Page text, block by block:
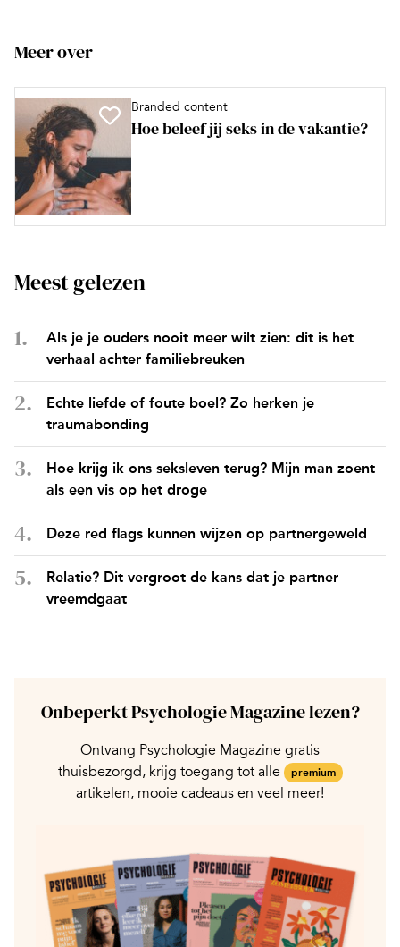
Meer over
Branded content
Hoe beleef jij seks in de vakantie?
Meest gelezen
Als je je ouders nooit meer wilt zien: dit is het
verhaal achter familiebreuken
Echte liefde of foute boel? Zo herken je
traumabonding
Hoe krijg ik ons seksleven terug? Mijn man zoent
als een vis op het droge
Deze red flags kunnen wijzen op partnergeweld
Relatie? Dit vergroot de kans dat je partner
vreemdgaat
Onbeperkt Psychologie Magazine lezen?
Ontvang Psychologie Magazine gratis
thuisbezorgd, krijg toegang tot alle
premium
artikelen, mooie cadeaus en veel meer!